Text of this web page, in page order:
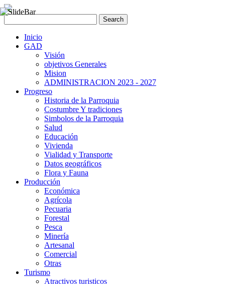
Inicio
GAD
Visión
objetivos Generales
Mision
ADMINISTRACION 2023 - 2027
Progreso
Historia de la Parroquia
Costumbre Y tradiciones
Simbolos de la Parroquia
Salud
Educación
Vivienda
Vialidad y Transporte
Datos geográficos
Flora y Fauna
Producción
Económica
Agrícola
Pecuaria
Forestal
Pesca
Minería
Artesanal
Comercial
Otras
Turismo
Atractivos turisticos